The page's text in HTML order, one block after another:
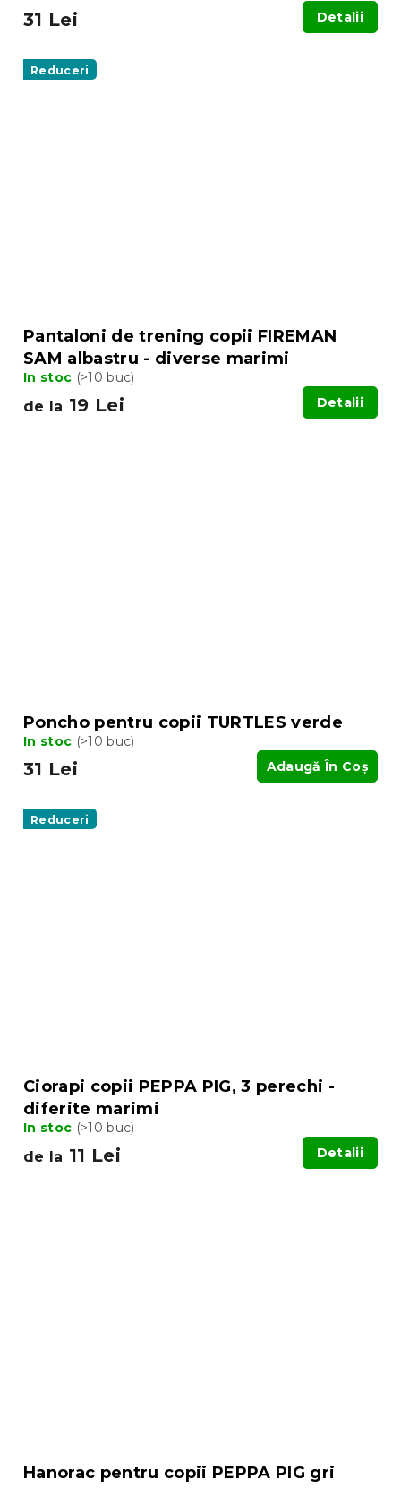
31 Lei Detalii
Reduceri
Pantaloni de trening copii FIREMAN
SAM albastru - diverse marimi
In stoc (>10 buc)
de la 19 Lei Detalii
Poncho pentru copii TURTLES verde
In stoc (>10 buc)
31 Lei Adaugă În Coş
Reduceri
Ciorapi copii PEPPA PIG, 3 perechi -
diferite marimi
In stoc (>10 buc)
de la 11 Lei Detalii
Hanorac pentru copii PEPPA PIG gri